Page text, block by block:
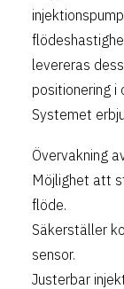
levereras
positionering i
Systemet
Övervakning
Möjlighet att
flöde.
Säkerställer
sensor.
Justerbar